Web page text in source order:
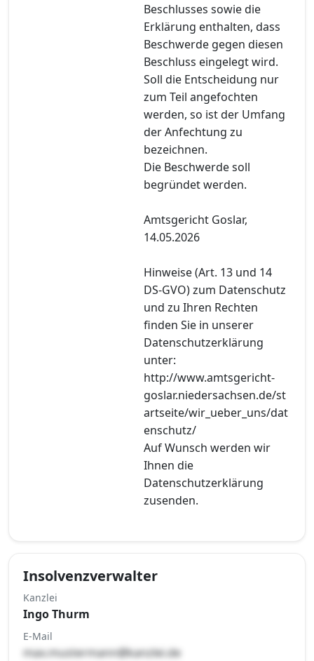
Beschlusses sowie die
Erklärung enthalten, dass
Beschwerde gegen diesen
Beschluss eingelegt wird.
Soll die Entscheidung nur
zum Teil angefochten
werden, so ist der Umfang
der Anfechtung zu
bezeichnen.
Die Beschwerde soll
begründet werden.
Amtsgericht Goslar,
14.05.2026
Hinweise (Art. 13 und 14
DS-GVO) zum Datenschutz
und zu Ihren Rechten
finden Sie in unserer
Datenschutzerklärung
unter:
http://www.amtsgericht-
goslar.niedersachsen.de/st
artseite/wir_ueber_uns/dat
enschutz/
Auf Wunsch werden wir
Ihnen die
Datenschutzerklärung
zusenden.
Insolvenzverwalter
Kanzlei
Ingo Thurm
E-Mail
max.mustermann@kanzlei.de